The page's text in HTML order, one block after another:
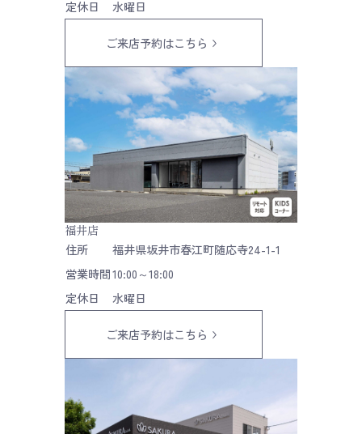
定休日
水曜日
ご来店予約はこちら
福井店
住所
福井県坂井市春江町随応寺24-1-1
営業時間10:00～18:00
定休日
水曜日
ご来店予約はこちら